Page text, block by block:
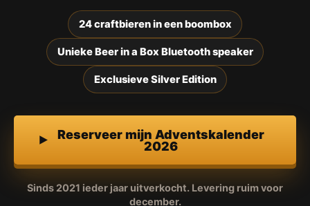
24 craftbieren in een boombox
Unieke Beer in a Box Bluetooth speaker
Exclusieve Silver Edition
Reserveer mijn Adventskalender
2026
Sinds 2021 ieder jaar uitverkocht. Levering ruim voor
december.